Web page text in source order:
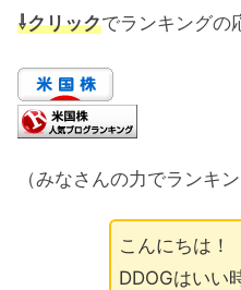
⇩クリックでランキングの
（みなさんの力でランキ
こんにちは！
DDOGはいい